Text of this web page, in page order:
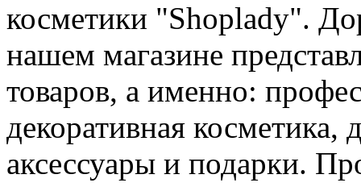
косметики "Shoplady".
нашем магазине
товаров, а именно:
декоративная косметика,
аксессуары и подарки.